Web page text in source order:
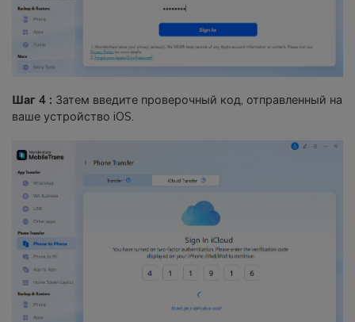
Шаг 4 : Затем введите проверочный код, отправленный на
ваше устройство iOS.